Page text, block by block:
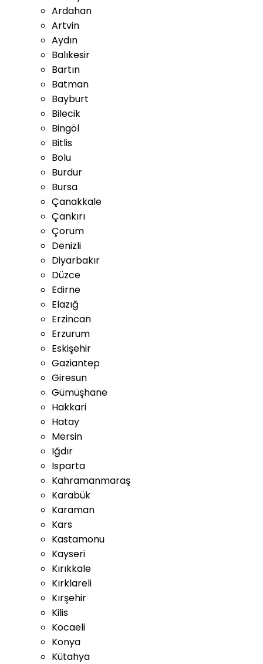
Ardahan
Artvin
Aydın
Balıkesir
Bartın
Batman
Bayburt
Bilecik
Bingöl
Bitlis
Bolu
Burdur
Bursa
Çanakkale
Çankırı
Çorum
Denizli
Diyarbakır
Düzce
Edirne
Elazığ
Erzincan
Erzurum
Eskişehir
Gaziantep
Giresun
Gümüşhane
Hakkari
Hatay
Mersin
Iğdır
Isparta
Kahramanmaraş
Karabük
Karaman
Kars
Kastamonu
Kayseri
Kırıkkale
Kırklareli
Kırşehir
Kilis
Kocaeli
Konya
Kütahya